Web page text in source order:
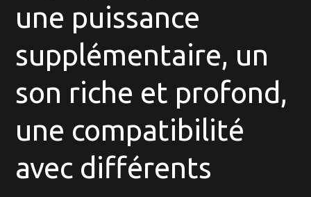
une puissance
supplémentaire, un
son riche et profond,
une compatibilité
avec différents